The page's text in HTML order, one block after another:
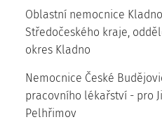
Oblastní nemocnice
Středočeského kraje,
okres Kladno
Nemocnice České
pracovního lékařství - pro
Pelhřimov